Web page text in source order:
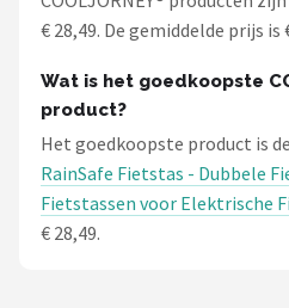
€ 28,49. De gemiddelde prijs is
Wat is het goedkoopste
product?
Het goedkoopste product is de
RainSafe Fietstas - Dubbele
Fietstassen voor Elektrische
€ 28,49.